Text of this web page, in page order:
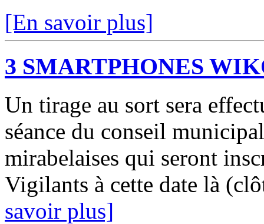
[En savoir plus]
3 SMARTPHONES
Un tirage au sort sera
séance du conseil
mirabelaises qui seront
Vigilants à cette date là
savoir plus]